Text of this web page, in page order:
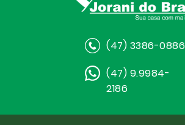
(47) 3386-0886
(47) 9.9984-
2186